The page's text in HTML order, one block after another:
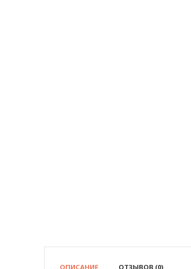
ОПИСАНИЕ ОТЗЫВОВ (0)